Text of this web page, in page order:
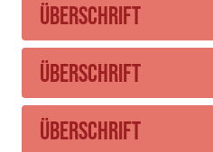
Überschrift
Überschrift
Überschrift